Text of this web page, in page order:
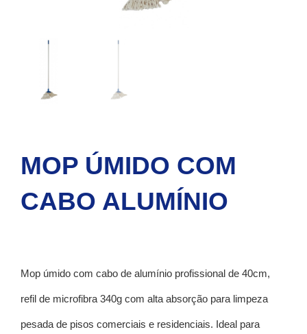
MOP ÚMIDO COM
CABO ALUMÍNIO
Mop úmido com cabo de alumínio profissional de 40cm,
refil de microfibra 340g com alta absorção para limpeza
pesada de pisos comerciais e residenciais. Ideal para